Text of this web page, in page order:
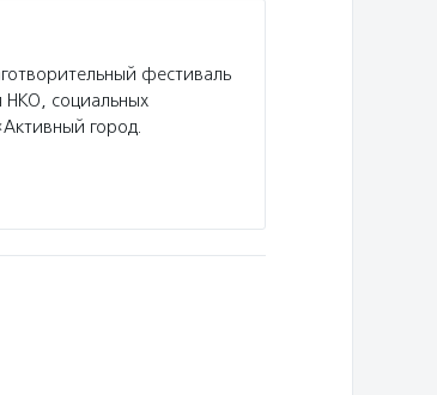
фестиваль
НКО, социальных
город.